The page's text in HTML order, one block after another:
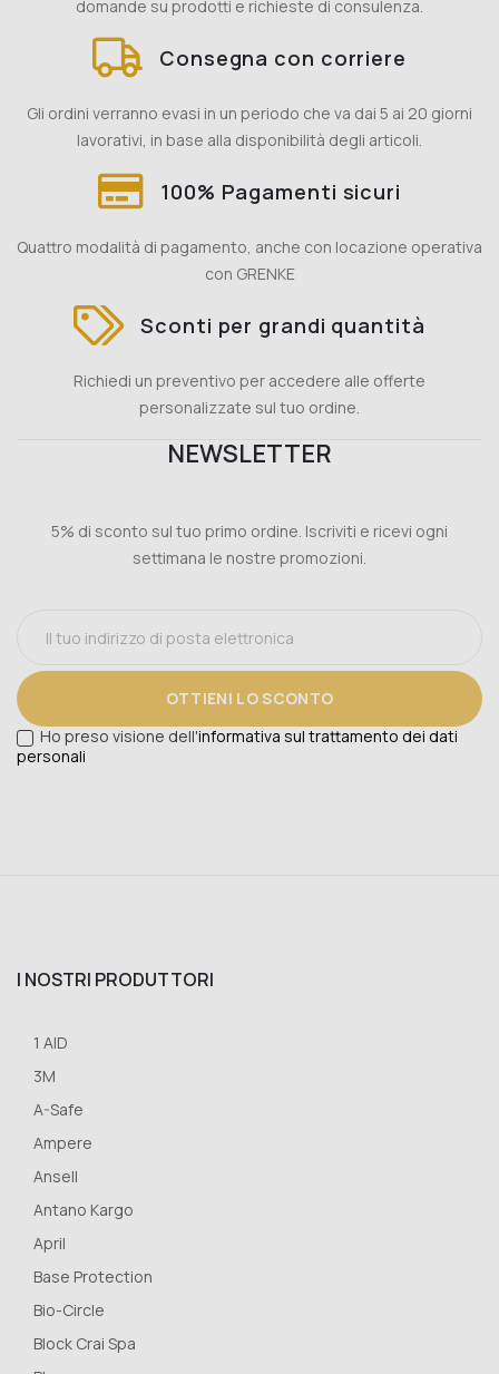
domande su prodotti e richieste di consulenza.
Consegna con corriere
Gli ordini verranno evasi in un periodo che va dai 5 ai 20 giorni
lavorativi, in base alla disponibilità degli articoli.
100% Pagamenti sicuri
Quattro modalità di pagamento, anche con locazione operativa
con GRENKE
Sconti per grandi quantità
Richiedi un preventivo per accedere alle offerte
personalizzate sul tuo ordine.
NEWSLETTER
5% di sconto sul tuo primo ordine. Iscriviti e ricevi ogni
settimana le nostre promozioni.
OTTIENI LO SCONTO
Ho preso visione dell'informativa sul trattamento dei dati
personali
I NOSTRI PRODUTTORI
1 AID
3M
A-Safe
Ampere
Ansell
Antano Kargo
April
Base Protection
Bio-Circle
Block Crai Spa